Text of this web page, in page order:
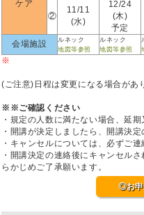
ケア
②
11/11
(水)
12/24
(木)
予定
会場施設
ルネック
地図等参照
ルネック
地図等参照
※
(ご注意)日程は変更になる場合があ
※※ご確認ください
・規定の人数に満たない場合、延
・開講が決定しましたら、開講決定
・キャンセルについては、必ずご連
・開講決定の連絡後にキャンセル
らかじめご了承願います。
◎お申